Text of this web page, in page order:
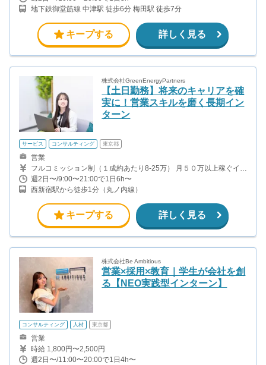
地下鉄御堂筋線 中津駅 徒歩6分 梅田駅 徒歩7分
キープする 詳しく見る
株式会社GreenEnergyPartners
【土日勤務】将来のキャリアを確
実に！営業スキルを磨く長期イン
ターン
サービス コンサルティング 東京都
営業
フルコミッション制（１成約あたり8-25万） 月５０万以上稼ぐイン
ターン生も多数います！ ■収入例 ○入社１ヶ月目（明治大学2年生）
役職：アポインター 月間１契約×８万円＝８万円 ＋交通費 ○入社３
ヶ月目（東京大学２年生） 役職：アポインター（ランク：ブロン
ズ） 月間３契約×10万円＝30万円 ＋交通費 ○入社６ヶ月目（早稲田
大学３年生） 役職：アポインター（ランク：シルバー） 月間５契
約×12万円＝60万円 ＋交通費 ○入社15ヶ月目（慶應大学３年生）
役職：クローザー 月間３契約×25万＝75万円 ＋交通費 交通費支給
あり
週2日〜/9:00〜21:00で1日6h〜
西新宿駅から徒歩1分（丸ノ内線）
キープする 詳しく見る
株式会社Be Ambitious
営業×採用×教育｜学生が会社を創
る【NEO実践型インターン】
コンサルティング 人材 東京都
営業
時給 1,800円〜2,500円
週2日〜/11:00〜20:00で1日4h〜